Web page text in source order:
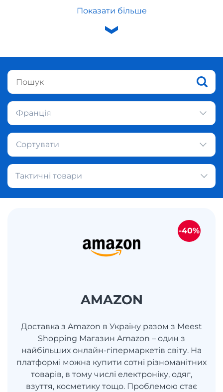
Показати більше
Франція
Сортувати
Тактичні товари
AMAZON
Доставка з Amazon в Україну разом з Meest
Shopping Магазин Amazon – один з
найбільших онлайн-гіпермаркетів світу. На
платформі можна купити сотні різноманітних
товарів, в тому числі електроніку, одяг,
взуття, косметику тощо. Проблемою стає
-40%